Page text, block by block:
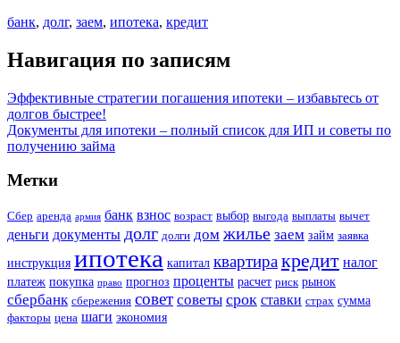
банк, долг, заем, ипотека, кредит
Навигация по записям
Эффективные стратегии погашения ипотеки – избавьтесь от
долгов быстрее!
Документы для ипотеки – полный список для ИП и советы по
получению займа
Метки
Сбер аренда армия банк взнос возраст выбор выгода выплаты вычет
деньги документы долг долги дом жилье заем займ заявка
инструкция ипотека капитал квартиракредит налог
платеж покупка право прогноз проценты расчет риск рынок
сбербанк сбережения совет советы срок ставки страх сумма
факторы цена шаги экономия